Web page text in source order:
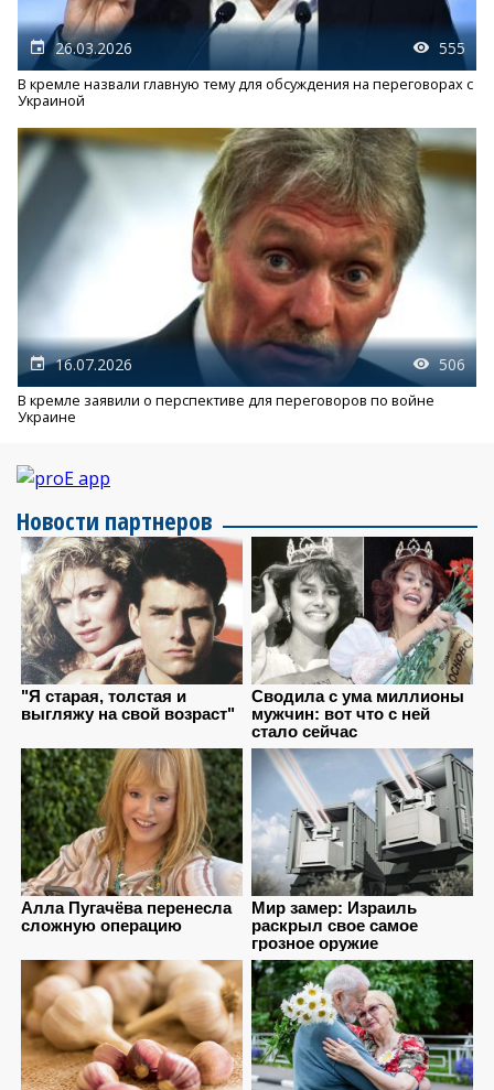
26.03.2026 555
В кремле назвали главную тему для обсуждения на переговорах с
Украиной
16.07.2026 506
В кремле заявили о перспективе для переговоров по войне
Украине
Новости партнеров